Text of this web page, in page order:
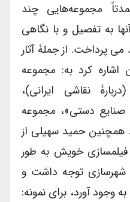
مجموعه‌هایی چند
به تفصیل و با نگاهی
پرداخت. از جملۀ آثار
اشاره کرد به: مجموعه
نقاشی ایرانی)،
دستی»، مجموعه
حمید سهیلی از
فیلمسازی خویش به طور
توجه داشت و
وجود آورد، برای نمونه: